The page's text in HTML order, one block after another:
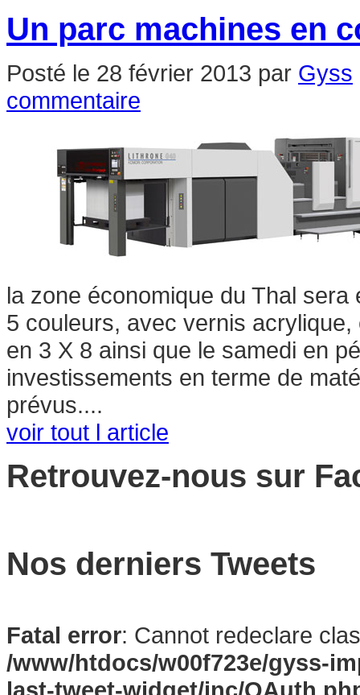
Un parc machines en
Posté le 28 février 2013 par Gyss
commentaire
la zone économique du Thal
5 couleurs, avec vernis
en 3 X 8 ainsi que le samedi en
investissements en terme de
prévus....
voir tout l article
Retrouvez-nous sur
Nos derniers Tweets
Fatal error: Cannot redeclare
/www/htdocs/w00f723e/gyss-
last-tweet-widget/inc/